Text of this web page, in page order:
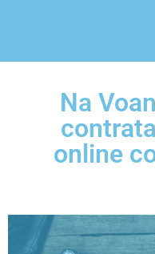
Na
online